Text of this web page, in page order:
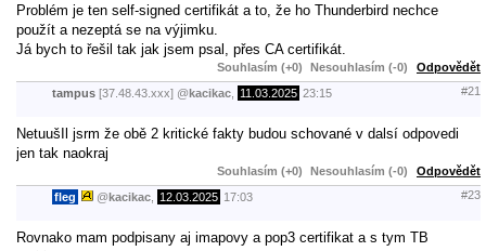
Problém je ten self-signed certifikát a to, že ho Thunderbird nechce
použít a nezeptá se na výjimku.
Já bych to řešil tak jak jsem psal, přes CA certifikát.
Souhlasím (+0) Nesouhlasím (-0) Odpovědět
tampus [37.48.43.xxx] @kacikac 11.03.2025 23:15 #21
NetuušIl jsrm že obě 2 kritické fakty budou schované v dalsí odpovedi
jen tak naokraj
Souhlasím (+0) Nesouhlasím (-0) Odpovědět
fleg @kacikac 12.03.2025 17:03 #23
Rovnako mam podpisany aj imapovy a pop3 certifikat a s tym TB